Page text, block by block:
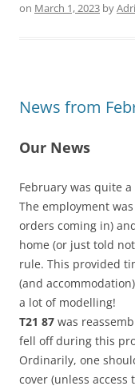
on March 1, 2023 by
News from
Our News
February was quite
The employment
orders coming in)
home (or just told
rule. This provided
(and
a lot of modelling!
T21 87 was
fell off during this
Ordinarily, one
cover (unless access